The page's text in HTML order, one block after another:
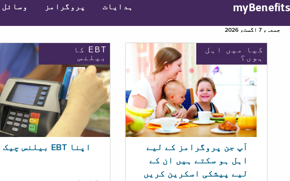
myBenefits ہدایات پروگرامز وسائل
جمعہ، 7 اگست، 2026
EBT کا
بیلنس
اپنا EBT بیلنس چیک کریں
کیا میں اہل
ہوں؟
آپ جن پروگرامز کے لیے
اہل ہو سکتے ہیں ان کے
لیے پیشکی اسکرین کریں